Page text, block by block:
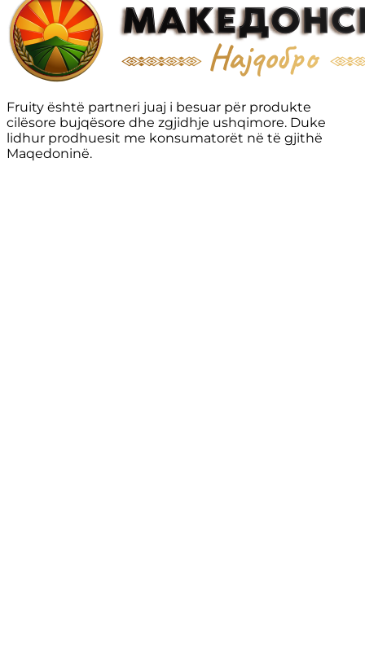
Fruity është partneri juaj i besuar për produkte
cilësore bujqësore dhe zgjidhje ushqimore. Duke
lidhur prodhuesit me konsumatorët në të gjithë
Maqedoninë.